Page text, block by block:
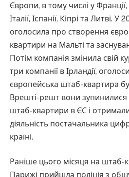
Європи, в тому числі у Франції,
Італії, Іспанії, Кіпрі та Литві. У
оголосила про створення
квартири на Мальті та
Потім компанія змінила свій
три компанії в Ірландії,
європейська штаб-квартира
Врешті-решт вони зупинилися
штаб-квартири в ЄС і
діяльність постачальника
країні.
Раніше цього місяця на штаб-
Парижі прийшла поліція з